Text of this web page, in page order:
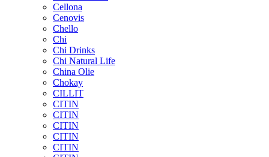
Cellona
Cenovis
Chello
Chi
Chi Drinks
Chi Natural Life
China Olie
Chokay
CILLIT
CITIN
CITIN
CITIN
CITIN
CITIN